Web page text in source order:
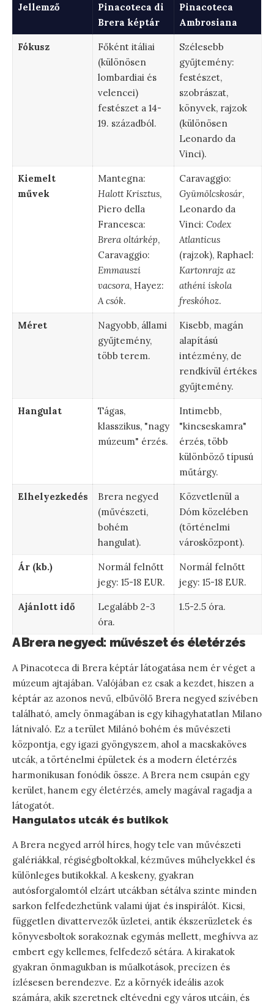
Jellemző
Pinacoteca di
Brera képtár
Pinacoteca
Ambrosiana
Fókusz
Főként itáliai
(különösen
lombardiai és
velencei)
festészet a 14-
19. századból.
Szélesebb
gyűjtemény:
festészet,
szobrászat,
könyvek, rajzok
(különösen
Leonardo da
Vinci).
Kiemelt
művek
Mantegna:
Halott Krisztus,
Piero della
Francesca:
Brera oltárkép,
Caravaggio:
Emmauszi
vacsora, Hayez:
A csók.
Caravaggio:
Gyümölcskosár,
Leonardo da
Vinci: Codex
Atlanticus
(rajzok), Raphael:
Kartonrajz az
athéni iskola
freskóhoz.
Méret
Nagyobb, állami
gyűjtemény,
több terem.
Kisebb, magán
alapítású
intézmény, de
rendkívül értékes
gyűjtemény.
Hangulat
Tágas,
klasszikus, "nagy
múzeum" érzés.
Intimebb,
"kincseskamra"
érzés, több
különböző típusú
műtárgy.
Elhelyezkedés
Brera negyed
(művészeti,
bohém
hangulat).
Közvetlenül a
Dóm közelében
(történelmi
városközpont).
Ár (kb.)
Normál felnőtt
jegy: 15-18 EUR.
Normál felnőtt
jegy: 15-18 EUR.
Ajánlott idő
Legalább 2-3
óra.
1.5-2.5 óra.
A Brera negyed: művészet és életérzés
A Pinacoteca di Brera képtár látogatása nem ér véget a
múzeum ajtajában. Valójában ez csak a kezdet, hiszen a
képtár az azonos nevű, elbűvölő Brera negyed szívében
található, amely önmagában is egy kihagyhatatlan Milano
látnivaló. Ez a terület Milánó bohém és művészeti
központja, egy igazi gyöngyszem, ahol a macskaköves
utcák, a történelmi épületek és a modern életérzés
harmonikusan fonódik össze. A Brera nem csupán egy
kerület, hanem egy életérzés, amely magával ragadja a
látogatót.
Hangulatos utcák és butikok
A Brera negyed arról híres, hogy tele van művészeti
galériákkal, régiségboltokkal, kézműves műhelyekkel és
különleges butikokkal. A keskeny, gyakran
autósforgalomtól elzárt utcákban sétálva szinte minden
sarkon felfedezhetünk valami újat és inspirálót. Kicsi,
független divattervezők üzletei, antik ékszerüzletek és
könyvesboltok sorakoznak egymás mellett, meghívva az
embert egy kellemes, felfedező sétára. A kirakatok
gyakran önmagukban is műalkotások, precízen és
ízlésesen berendezve. Ez a környék ideális azok
számára, akik szeretnek eltévedni egy város utcáin, és